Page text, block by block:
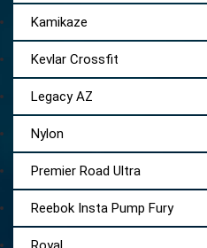
Kamikaze
Kevlar Crossfit
Legacy AZ
Nylon
Premier Road Ultra
Reebok Insta Pump Fury